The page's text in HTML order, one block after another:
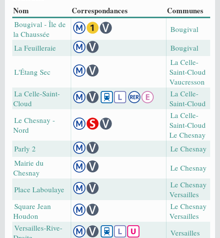
Nom Correspondances Communes
Bougival - Île de
la Chaussée
Bougival
La Feuilleraie
Bougival
L'Étang Sec
La Celle-
Saint-Cloud
Vaucresson
La Celle-Saint-
Cloud
La Celle-
Saint-Cloud
Le Chesnay -
Nord
La Celle-
Saint-Cloud
Le Chesnay
Parly 2
Le Chesnay
Mairie du
Chesnay
Le Chesnay
Place Laboulaye
Le Chesnay
Versailles
Square Jean
Houdon
Le Chesnay
Versailles
Versailles-Rive-
Versailles